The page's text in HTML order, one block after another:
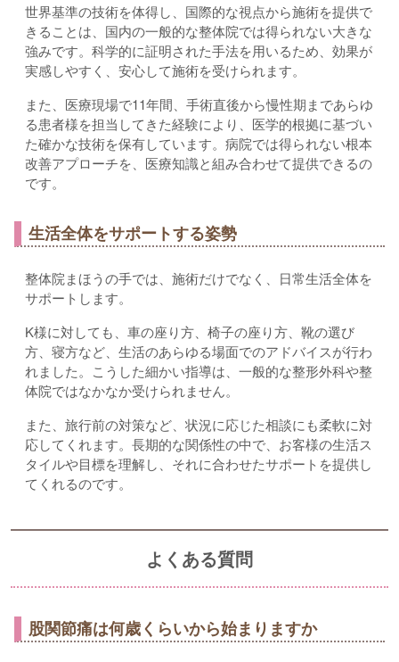
世界基準の技術を体得し、国際的な視点から施術を提供で
きることは、国内の一般的な整体院では得られない大きな
強みです。科学的に証明された手法を用いるため、効果が
実感しやすく、安心して施術を受けられます。
また、医療現場で11年間、手術直後から慢性期まであらゆ
る患者様を担当してきた経験により、医学的根拠に基づい
た確かな技術を保有しています。病院では得られない根本
改善アプローチを、医療知識と組み合わせて提供できるの
です。
生活全体をサポートする姿勢
整体院まほうの手では、施術だけでなく、日常生活全体を
サポートします。
K様に対しても、車の座り方、椅子の座り方、靴の選び
方、寝方など、生活のあらゆる場面でのアドバイスが行わ
れました。こうした細かい指導は、一般的な整形外科や整
体院ではなかなか受けられません。
また、旅行前の対策など、状況に応じた相談にも柔軟に対
応してくれます。長期的な関係性の中で、お客様の生活ス
タイルや目標を理解し、それに合わせたサポートを提供し
てくれるのです。
よくある質問
股関節痛は何歳くらいから始まりますか